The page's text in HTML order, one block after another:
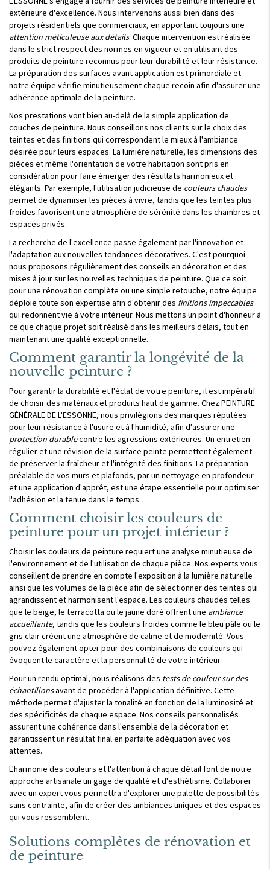
extérieure d'excellence. Nous intervenons aussi bien dans des
projets résidentiels que commerciaux, en apportant toujours une
attention méticuleuse aux détails. Chaque intervention est réalisée
dans le strict respect des normes en vigueur et en utilisant des
produits de peinture reconnus pour leur durabilité et leur résistance.
La préparation des surfaces avant application est primordiale et
notre équipe vérifie minutieusement chaque recoin afin d'assurer une
adhérence optimale de la peinture.
Nos prestations vont bien au-delà de la simple application de
couches de peinture. Nous conseillons nos clients sur le choix des
teintes et des finitions qui correspondent le mieux à l'ambiance
désirée pour leurs espaces. La lumière naturelle, les dimensions des
pièces et même l'orientation de votre habitation sont pris en
considération pour faire émerger des résultats harmonieux et
élégants. Par exemple, l'utilisation judicieuse de couleurs chaudes
permet de dynamiser les pièces à vivre, tandis que les teintes plus
froides favorisent une atmosphère de sérénité dans les chambres et
espaces privés.
La recherche de l'excellence passe également par l'innovation et
l'adaptation aux nouvelles tendances décoratives. C'est pourquoi
nous proposons régulièrement des conseils en décoration et des
mises à jour sur les nouvelles techniques de peinture. Que ce soit
pour une rénovation complète ou une simple retouche, notre équipe
déploie toute son expertise afin d'obtenir des finitions impeccables
qui redonnent vie à votre intérieur. Nous mettons un point d'honneur à
ce que chaque projet soit réalisé dans les meilleurs délais, tout en
maintenant une qualité exceptionnelle.
Comment garantir la longévité de la
nouvelle peinture ?
Pour garantir la durabilité et l'éclat de votre peinture, il est impératif
de choisir des matériaux et produits haut de gamme. Chez PEINTURE
GÉNÉRALE DE L'ESSONNE, nous privilégions des marques réputées
pour leur résistance à l'usure et à l'humidité, afin d'assurer une
protection durablecontre les agressions extérieures. Un entretien
régulier et une révision de la surface peinte permettent également
de préserver la fraîcheur et l'intégrité des finitions. La préparation
préalable de vos murs et plafonds, par un nettoyage en profondeur
et une application d'apprêt, est une étape essentielle pour optimiser
l'adhésion et la tenue dans le temps.
Comment choisir les couleurs de
peinture pour un projet intérieur ?
Choisir les couleurs de peinture requiert une analyse minutieuse de
l'environnement et de l'utilisation de chaque pièce. Nos experts vous
conseillent de prendre en compte l'exposition à la lumière naturelle
ainsi que les volumes de la pièce afin de sélectionner des teintes qui
agrandissent et harmonisent l'espace. Les couleurs chaudes telles
que le beige, le terracotta ou le jaune doré offrent une ambiance
accueillante, tandis que les couleurs froides comme le bleu pâle ou le
gris clair créent une atmosphère de calme et de modernité. Vous
pouvez également opter pour des combinaisons de couleurs qui
évoquent le caractère et la personnalité de votre intérieur.
Pour un rendu optimal, nous réalisons des tests de couleur sur des
échantillonsavant de procéder à l'application définitive. Cette
méthode permet d'ajuster la tonalité en fonction de la luminosité et
des spécificités de chaque espace. Nos conseils personnalisés
assurent une cohérence dans l'ensemble de la décoration et
garantissent un résultat final en parfaite adéquation avec vos
attentes.
L'harmonie des couleurs et l'attention à chaque détail font de notre
approche artisanale un gage de qualité et d'esthétisme. Collaborer
avec un expert vous permettra d'explorer une palette de possibilités
sans contrainte, afin de créer des ambiances uniques et des espaces
qui vous ressemblent.
Solutions complètes de rénovation et
de peinture